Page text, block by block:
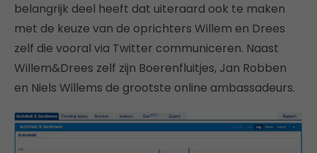
belangrijk deel heeft dat uiteraard ook te maken
met de keuze van de oprichters Willem en Drees
zelf die vooral via Twitter communiceren. Naast
Willem&Drees zelf zijn Boerenfluitjes, Jan Robben
en Niels Willems de grootste online ambassadeurs.